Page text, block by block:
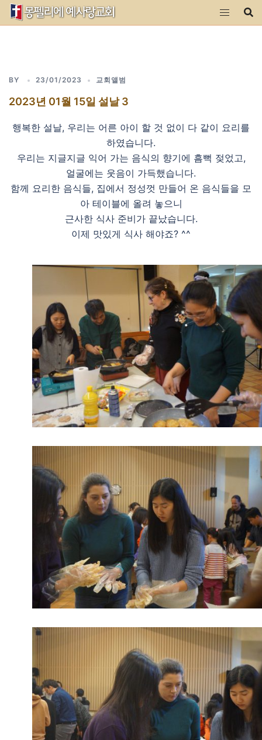
Skip
BY 23/01/2023 교회앨범
2023년 01월 15일 설날 3
행복한 설날, 우리는 어른 아이 할 것 없이 다 같이 요리를
하였습니다.
우리는 지글지글 익어 가는 음식의 향기에 흠뻑 젖었고,
얼굴에는 웃음이 가득했습니다.
함께 요리한 음식들, 집에서 정성껏 만들어 온 음식들을 모
아 테이블에 올려 놓으니
근사한 식사 준비가 끝났습니다.
이제 맛있게 식사 해야죠? ^^